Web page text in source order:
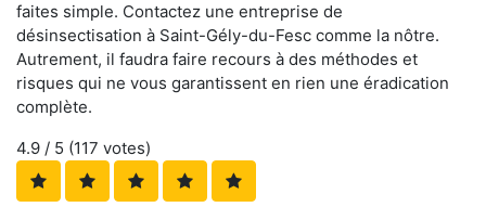
faites simple. Contactez une entreprise de
désinsectisation à Saint-Gély-du-Fesc comme la nôtre.
Autrement, il faudra faire recours à des méthodes et
risques qui ne vous garantissent en rien une éradication
complète.
4.9 / 5 (117 votes)